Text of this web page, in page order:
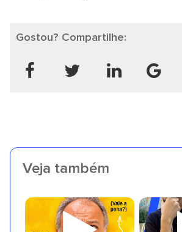
Gostou? Compartilhe:
Veja também